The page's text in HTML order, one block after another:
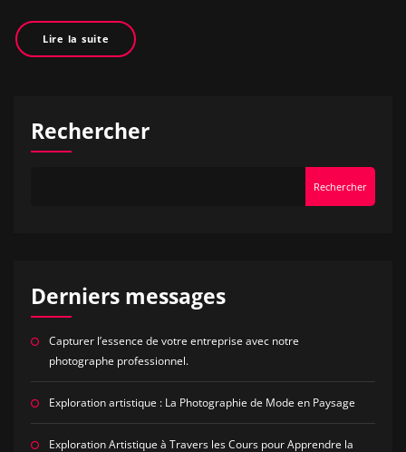
Lire la suite
Rechercher
Rechercher
Derniers messages
Capturer l’essence de votre entreprise avec notre
photographe professionnel.
Exploration artistique : La Photographie de Mode en Paysage
Exploration Artistique à Travers les Cours pour Apprendre la